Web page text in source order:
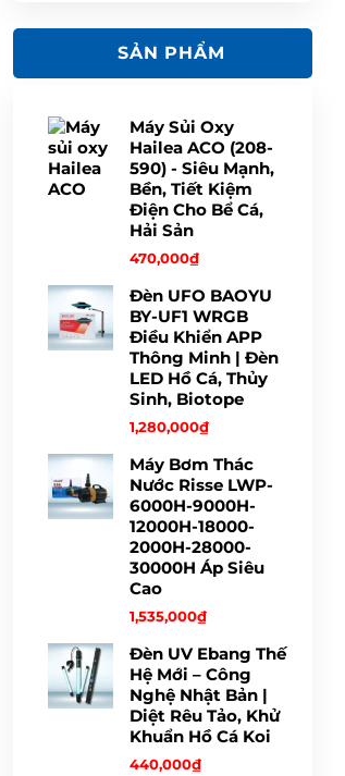
SẢN PHẨM
Máy Sủi Oxy
Hailea ACO (208-
590) - Siêu Mạnh,
Bền, Tiết Kiệm
Điện Cho Bể Cá,
Hải Sản
470,000₫
Đèn UFO BAOYU
BY-UF1 WRGB
Điều Khiển APP
Thông Minh | Đèn
LED Hồ Cá, Thủy
Sinh, Biotope
1,280,000₫
Máy Bơm Thác
Nước Risse LWP-
6000H-9000H-
12000H-18000-
2000H-28000-
30000H Áp Siêu
Cao
1,535,000₫
Đèn UV Ebang Thế
Hệ Mới – Công
Nghệ Nhật Bản |
Diệt Rêu Tảo, Khử
Khuẩn Hồ Cá Koi
440,000₫